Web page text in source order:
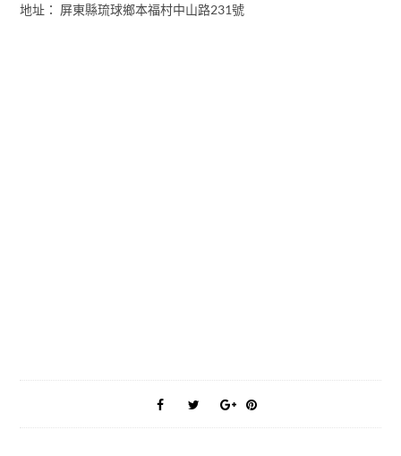
地址： 屏東縣琉球鄉本福村中山路231號